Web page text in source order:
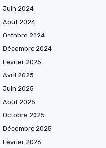
Juin 2024
Août 2024
Octobre 2024
Décembre 2024
Février 2025
Avril 2025
Juin 2025
Août 2025
Octobre 2025
Décembre 2025
Février 2026